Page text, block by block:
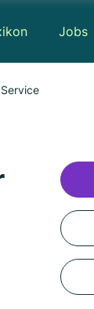
Jobs